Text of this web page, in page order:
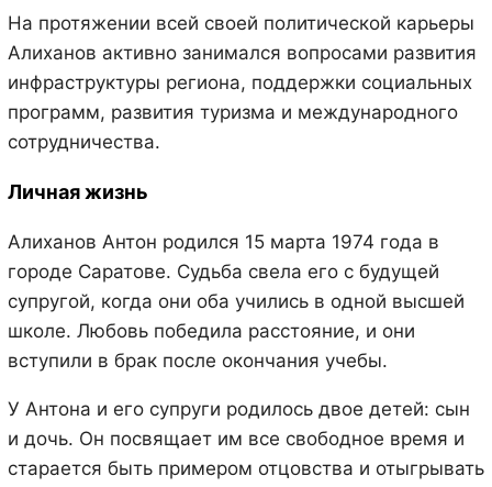
На протяжении всей своей политической карьеры
Алиханов активно занимался вопросами развития
инфраструктуры региона, поддержки социальных
программ, развития туризма и международного
сотрудничества.
Личная жизнь
Алиханов Антон родился 15 марта 1974 года в
городе Саратове. Судьба свела его с будущей
супругой, когда они оба учились в одной высшей
школе. Любовь победила расстояние, и они
вступили в брак после окончания учебы.
У Антона и его супруги родилось двое детей: сын
и дочь. Он посвящает им все свободное время и
старается быть примером отцовства и отыгрывать